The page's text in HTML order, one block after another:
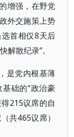
增强，在野党
外交施策上势
首相仅8天后
解散纪录”。
是党内根基薄
础的“政治豪
215议席的自
共465议席）